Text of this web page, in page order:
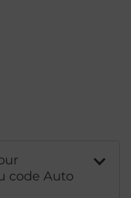
code Auto